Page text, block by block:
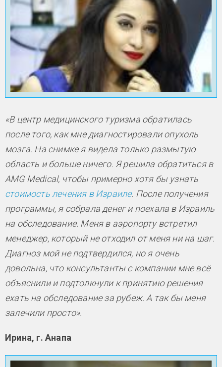
«В центр медицинского туризма обратилась
после того, как мне диагностировали опухоль
мозга. На снимке я видела только размытую
область и больше ничего. Я решила обратиться в
AMG Medical, чтобы примерно хотя бы узнать
стоимость лечения в Израиле. После получения
программы, я собрала денег и поехала в Израиль
на обследование. Меня в аэропорту встретил
менеджер, который не отходил от меня ни на шаг.
Диагноз мой не подтвердился, но я очень
довольна, что консультанты с компании мне всё
объяснили и подтолкнули к принятию решения
ехать на обследование за рубеж. А так бы меня
залечили просто».
Ирина, г. Анапа